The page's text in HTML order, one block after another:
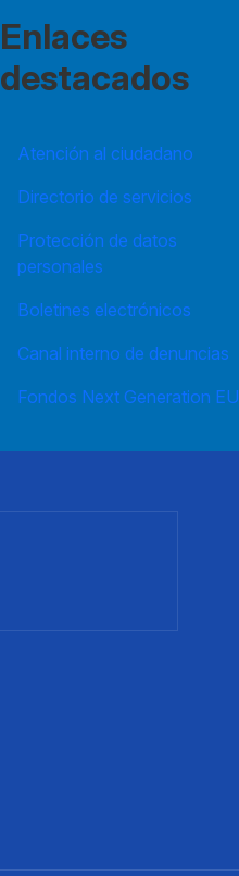
Enlaces
destacados
Atención al ciudadano
Directorio de servicios
Protección de datos
personales
Boletines electrónicos
Canal interno de denuncias
Fondos Next Generation EU